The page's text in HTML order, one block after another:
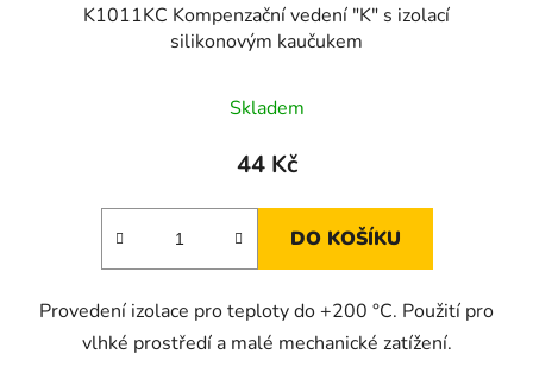
K1011KC Kompenzační vedení "K" s izolací
silikonovým kaučukem
Skladem
44 Kč
DO KOŠÍKU
Provedení izolace pro teploty do +200 °C. Použití pro
vlhké prostředí a malé mechanické zatížení.